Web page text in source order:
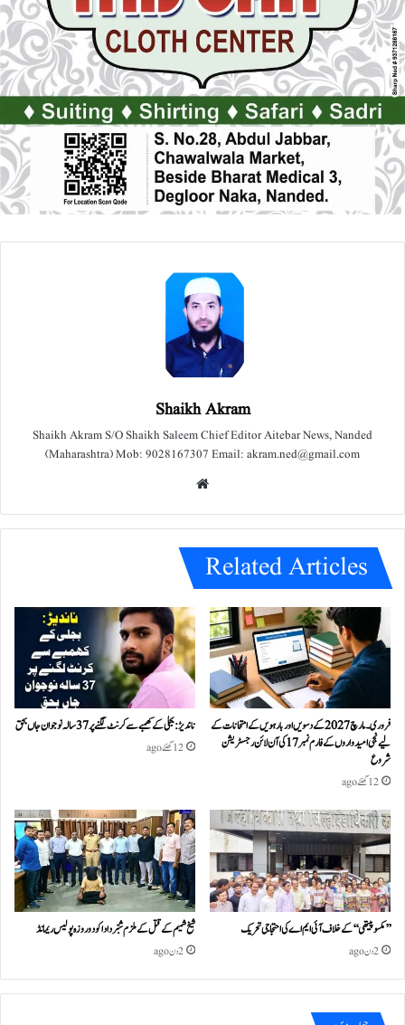
Shaikh Akram
Shaikh Akram S/O Shaikh Saleem Chief Editor Aitebar News, Nanded
(Maharashtra) Mob: 9028167307 Email: akram.ned@gmail.com
e
Related Articles
فروری۔مارچ 2027 کے دسویں اور بارہویں کے امتحانات کے
لیے نجی امیدواروں کے فارم نمبر 17 کی آن لائن رجسٹریشن
شروع
12 گھنٹے ago
ناندیڑ: بجلی کے کھمبے سے کرنٹ لگنے پر 37 سالہ نوجوان جاں بحق
12 گھنٹے ago
’’مکسوپیتھی‘‘ کے خلاف آئی ایم اے کی احتجاجی تحریک
2 دن ago
شیخ شمیم کے قتل کے ملزم شبّر دادا کو دو روزہ پولیس ریمانڈ
2 دن ago